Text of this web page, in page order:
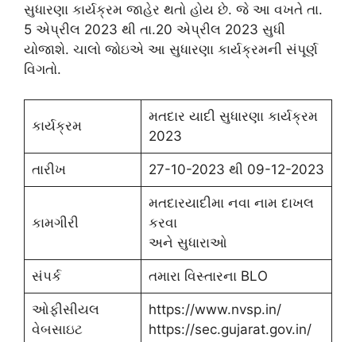
સુધારણા કાર્યક્રમ જાહેર થતો હોય છે. જે આ વખતે તા.
5 એપ્રીલ 2023 થી તા.20 એપ્રીલ 2023 સુધી
યોજાશે. ચાલો જોઇએ આ સુધારણા કાર્યક્રમની સંપૂર્ણ
વિગતો.
કાર્યક્રમ
મતદાર યાદી સુધારણા કાર્યક્રમ
2023
તારીખ 27-10-2023 થી 09-12-2023
કામગીરી
મતદારયાદીમા નવા નામ દાખલ
કરવા
અને સુધારાઓ
સંપર્ક તમારા વિસ્તારના BLO
ઓફીસીયલ
વેબસાઇટ
https://www.nvsp.in/
https://sec.gujarat.gov.in/